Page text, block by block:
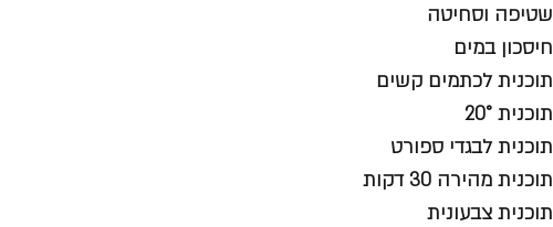
שטיפה וסחיטה
חיסכון במים
תוכנית לכתמים קשים
תוכנית 20°
תוכנית לבגדי ספורט
תוכנית מהירה 30 דקות
תוכנית צבעונית